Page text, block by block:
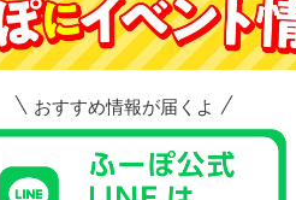
おすすめ情報が届くよ